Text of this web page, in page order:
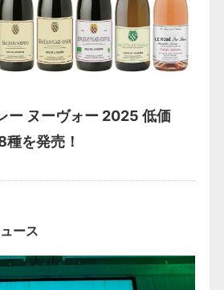
ー ヌーヴォー 2025 低価
を発売！
ース